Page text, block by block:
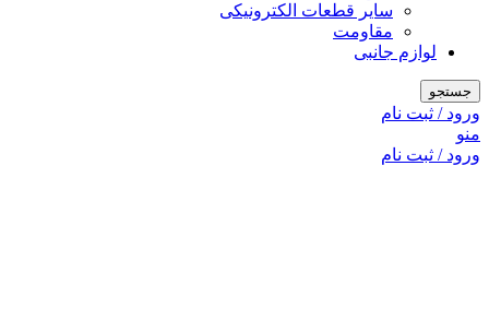
سایر قطعات الکترونیکی
مقاومت
لوازم جانبی
جستجو
ورود / ثبت نام
منو
ورود / ثبت نام